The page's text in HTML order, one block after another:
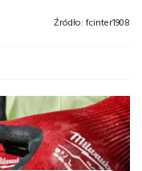
Źródło: fcinter1908